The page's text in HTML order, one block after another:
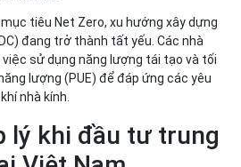
tiêu Net Zero, xu hướng xây dựng
đang trở thành tất yếu. Các nhà
sử dụng năng lượng tái tạo và tối
lượng (PUE) để đáp ứng các yêu
nhà kính.
lý khi đầu tư trung
Việt Nam